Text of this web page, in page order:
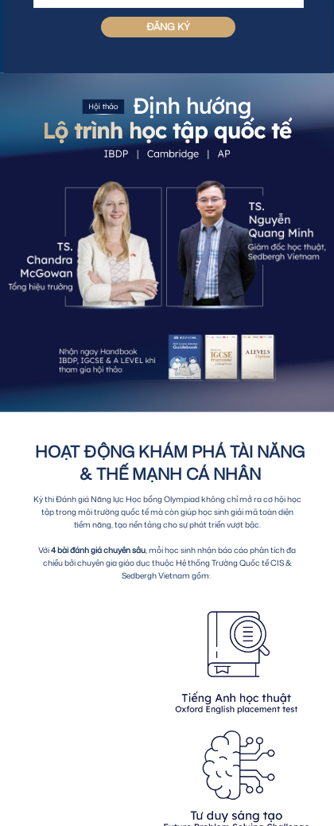
ĐĂNG KÝ
HOẠT ĐỘNG KHÁM PHÁ TÀI NĂNG
& THẾ MẠNH CÁ NHÂN
Kỳ thi Đánh giá Năng lực Học bổng Olympiad không chỉ mở ra cơ hội học
tập trong môi trường quốc tế mà còn giúp học sinh giải mã toàn diện
tiềm năng, tạo nền tảng cho sự phát triển vượt bậc.
Với4 bài đánh giá chuyên sâu, mỗi học sinh nhận báo cáo phân tích đa
chiều bởi chuyên gia giáo dục thuộc Hệ thống Trường Quốc tế CIS &
Sedbergh Vietnam gồm: